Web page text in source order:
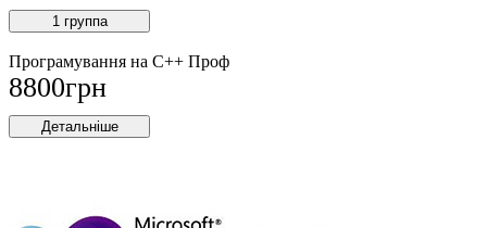
1 группа
Програмування на С++ Проф
8800грн
Детальніше